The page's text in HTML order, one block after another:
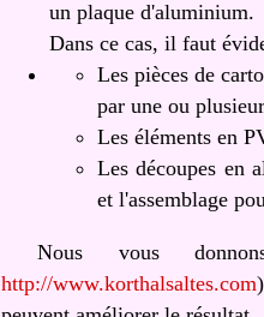
un plaque d'aluminium.
Dans ce cas, il faut
Les pièces de
par une ou
Les éléments en
Les découpes en
et l'assemblage
Nous vous
http://www.korthalsaltes.com